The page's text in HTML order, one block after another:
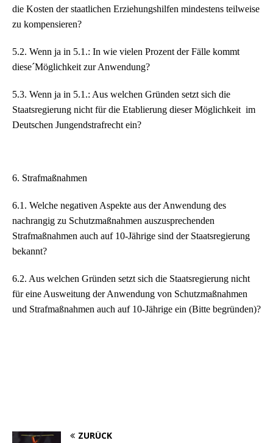
die Kosten der staatlichen Erziehungshilfen mindestens teilweise
zu kompensieren?
5.2. Wenn ja in 5.1.: In wie vielen Prozent der Fälle kommt
diese´Möglichkeit zur Anwendung?
5.3. Wenn ja in 5.1.: Aus welchen Gründen setzt sich die
Staatsregierung nicht für die Etablierung dieser Möglichkeit im
Deutschen Jungendstrafrecht ein?
6. Strafmaßnahmen
6.1. Welche negativen Aspekte aus der Anwendung des
nachrangig zu Schutzmaßnahmen auszusprechenden
Strafmaßnahmen auch auf 10-Jährige sind der Staatsregierung
bekannt?
6.2. Aus welchen Gründen setzt sich die Staatsregierung nicht
für eine Ausweitung der Anwendung von Schutzmaßnahmen
und Strafmaßnahmen auch auf 10-Jährige ein (Bitte begründen)?
ZURÜCK